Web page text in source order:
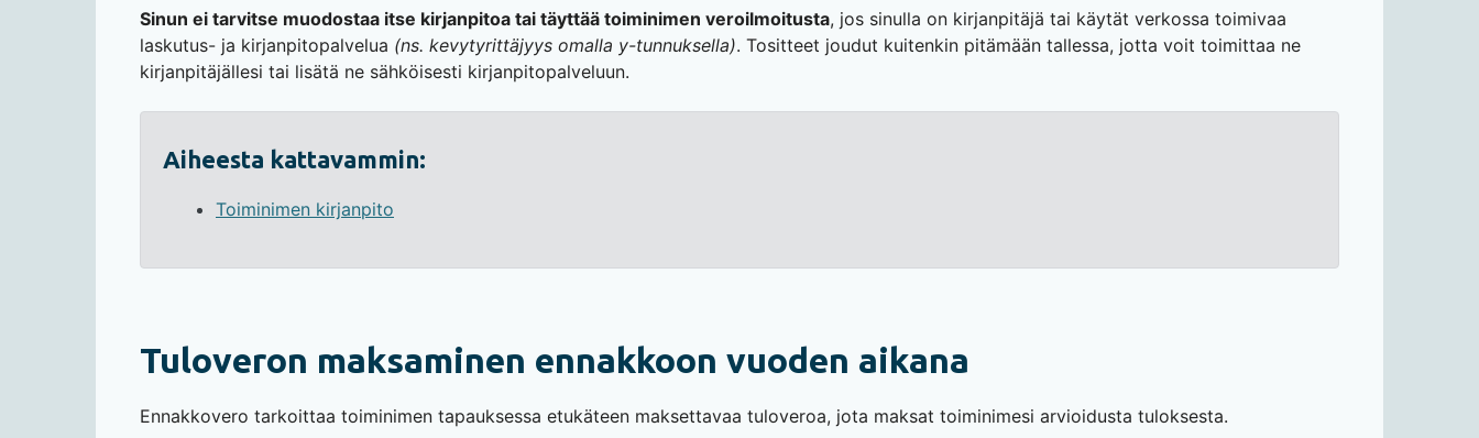
Sinun ei tarvitse muodostaa itse kirjanpitoa tai täyttää toiminimen veroilmoitusta, jos sinulla on kirjanpitäjä tai käytät verkossa toimivaa
laskutus- ja kirjanpitopalvelua (ns. kevytyrittäjyys omalla y-tunnuksella). Tositteet joudut kuitenkin pitämään tallessa, jotta voit toimittaa ne
kirjanpitäjällesi tai lisätä ne sähköisesti kirjanpitopalveluun.
Aiheesta kattavammin:
Toiminimen kirjanpito
Tuloveron maksaminen ennakkoon vuoden aikana
Ennakkovero tarkoittaa toiminimen tapauksessa etukäteen maksettavaa tuloveroa, jota maksat toiminimesi arvioidusta tuloksesta.